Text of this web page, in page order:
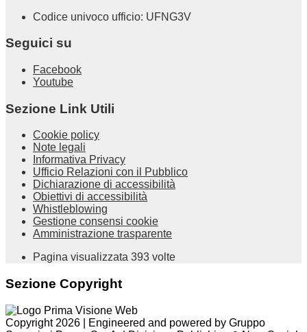
Codice univoco ufficio: UFNG3V
Seguici su
Facebook
Youtube
Sezione Link Utili
Cookie policy
Note legali
Informativa Privacy
Ufficio Relazioni con il Pubblico
Dichiarazione di accessibilità
Obiettivi di accessibilità
Whistleblowing
Gestione consensi cookie
Amministrazione trasparente
Pagina visualizzata 393 volte
Sezione Copyright
Copyright 2026 | Engineered and powered by Gruppo